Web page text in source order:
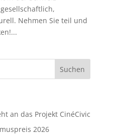
Nehmen Sie teil und
an das Projekt CinéCivic
2026